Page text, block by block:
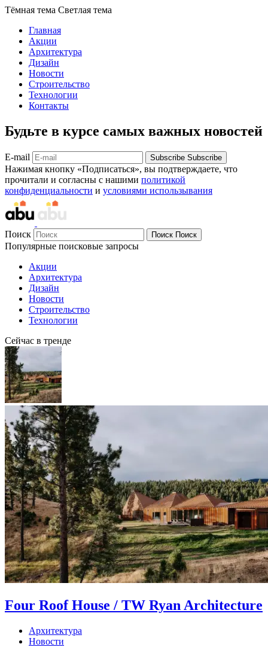
Тёмная тема Светлая тема
Главная
Акции
Архитектура
Дизайн
Новости
Строительство
Технологии
Контакты
Будьте в курсе самых важных новостей
E-mail Subscribe Subscribe
Нажимая кнопку «Подписаться», вы подтверждаете, что
прочитали и согласны с нашими политикой
конфиденциальности и условиями использывания
Поиск Поиск Поиск
Популярные поисковые запросы
Акции
Архитектура
Дизайн
Новости
Строительство
Технологии
Сейчас в тренде
Four Roof House / TW Ryan Architecture
Архитектура
Новости